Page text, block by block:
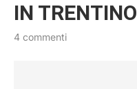
IN TRENTINO
4 commenti